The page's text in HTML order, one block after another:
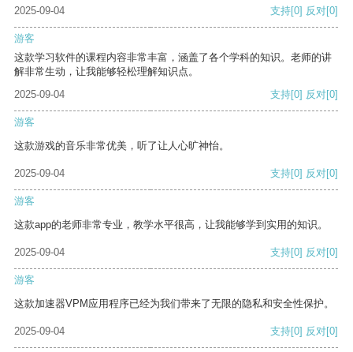
2025-09-04
支持[0] 反对[0]
游客
这款学习软件的课程内容非常丰富，涵盖了各个学科的知识。老师的讲
解非常生动，让我能够轻松理解知识点。
2025-09-04
支持[0] 反对[0]
游客
这款游戏的音乐非常优美，听了让人心旷神怡。
2025-09-04 支持[0] 反对[0]
游客
这款app的老师非常专业，教学水平很高，让我能够学到实用的知识。
2025-09-04 支持[0] 反对[0]
游客
这款加速器VPM应用程序已经为我们带来了无限的隐私和安全性保护。
2025-09-04 支持[0] 反对[0]